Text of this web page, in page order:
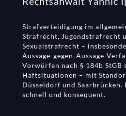
Strafverteidigung im
Strafrecht, Jugendstrafrecht
Sexualstrafrecht –
Aussage-gegen-Aussage-
Vorwürfen nach § 184b StGB
Haftsituationen – mit
Düsseldorf und Saarbrücken.
schnell und konsequent.